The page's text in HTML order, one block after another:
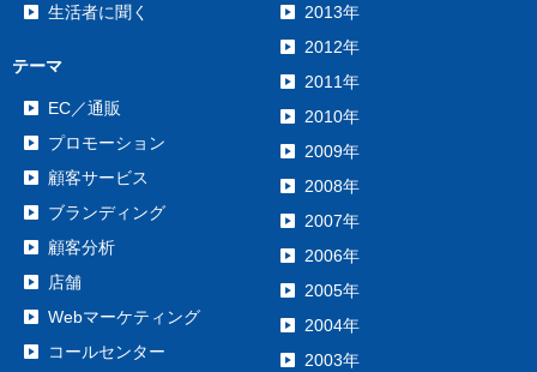
生活者に聞く
テーマ
EC／通販
プロモーション
顧客サービス
ブランディング
顧客分析
店舗
Webマーケティング
コールセンター
2013年
2012年
2011年
2010年
2009年
2008年
2007年
2006年
2005年
2004年
2003年